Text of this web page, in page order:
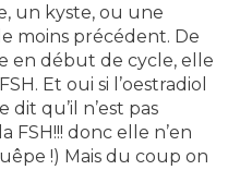
un kyste, ou une
moins précédent. De
en début de cycle, elle
Et oui si l’oestradiol
dit qu’il n’est pas
FSH!!! donc elle n’en
!) Mais du coup on